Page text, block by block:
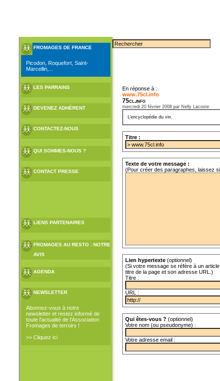
FROMAGES DE FRANCE
Picodon, Roquefort, Saint-
Marcellin,...
LES PARRAINS
DEVENEZ ADHÉRENT
CONTACTEZ-NOUS
QUI SOMMES-NOUS ?
CONTACT PRESSE
LIENS PARTENAIRES
FROMAGES AU RESTO : NOTRE
AVIS
AGENDA
NEWSLETTER
Abonnez-vous à notre
newsletter et restez informé de
toute l'actualité de l'Association
Fromages de terroirs !
>> Cliquez ici
En réponse à :
www.75cl.info
75cl.info
mercredi 20 février 2008 par Nelly Lacoste
L’encyclopédie du vin.
Titre :
Texte de votre message :
(Pour créer des paragraphes, laissez
Lien hypertexte (optionnel)
(Si votre message se réfère à un
titre de la page et son adresse URL.)
Titre :
URL :
Qui êtes-vous ? (optionnel)
Votre nom (ou pseudonyme) :
Votre adresse email :